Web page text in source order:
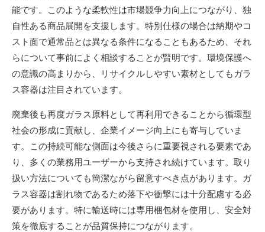
能です。このような柔軟性は市場競争力向上につながり、独
自性ある商品展開を支援します。特別仕様の場合は納期やコ
スト面で通常品とは異なる条件になることもあるため、それ
らについて事前によく相談することが賢明です。環境保護へ
の意識の高まりから、リサイクルしやすい素材としてもガラ
ス容器は注目されています。
廃棄後も再度ガラス原料として再利用できることから循環型
社会の形成に貢献し、企業イメージ向上にも寄与していま
す。この持続可能な側面は今後さらに重要視される要素であ
り、多くの業務用ユーザーから支持され続けています。取り
扱い方法についても簡潔ながら留意すべき点があります。ガ
ラス容器は割れ物であるため落下や衝撃には十分配慮する必
要があります。特に輸送時には専用梱包材を使用し、安全対
策を徹底することが品質保持につながります。